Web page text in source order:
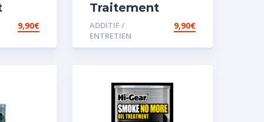
9,90€
Traitement
carburant
spécial essence
ADDITIF /
ENTRETIEN
9,90€